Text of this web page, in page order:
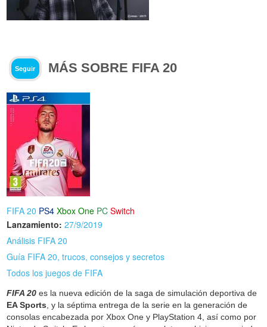
Seguir MÁS SOBRE FIFA 20
FIFA 20 PS4 Xbox One PC Switch
Lanzamiento: 27/9/2019
Análisis FIFA 20
Guía FIFA 20, trucos, consejos y secretos
Todos los juegos de FIFA
FIFA 20 es la nueva edición de la saga de simulación deportiva de
EA Sports, y la séptima entrega de la serie en la generación de
consolas encabezada por Xbox One y PlayStation 4, así como por